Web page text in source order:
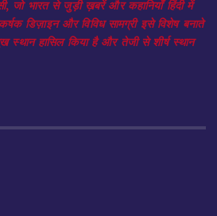
जो भारत से जुड़ी ख़बरें और कहानियाँ हिंदी में
डिज़ाइन और विविध सामग्री इसे विशेष बनाते
स्थान हासिल किया है और तेजी से शीर्ष स्थान